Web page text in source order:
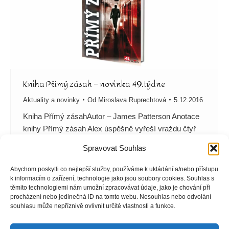
Spravovat Souhlas
Abychom poskytli co nejlepší služby, používáme k ukládání a/nebo přístupu
k informacím o zařízení, technologie jako jsou soubory cookies. Souhlas s
těmito technologiemi nám umožní zpracovávat údaje, jako je chování při
procházení nebo jedinečná ID na tomto webu. Nesouhlas nebo odvolání
souhlasu může nepříznivě ovlivnit určité vlastnosti a funkce.
Kniha Přímý zásah – novinka 49.týdne
Aktuality a novinky Od Miroslava Ruprechtová 5.12.2016
Kniha Přímý zásahAutor – James Patterson Anotace
knihy Přímý zásah Alex úspěšně vyřeší vraždu čtyř
oslavit, psychopat Sunday udeří na vůbec nejcitlivější
místo: s parťačkou postupně unášejí členy Alexovy
rodiny a posílají mu fotografie, na nichž jeho drahé
vraždí. Alex je na pokraji zhroucení, i když věří, že jde
o podvrh a jeho blízcí stále žijí. Jenže čas neúprosně